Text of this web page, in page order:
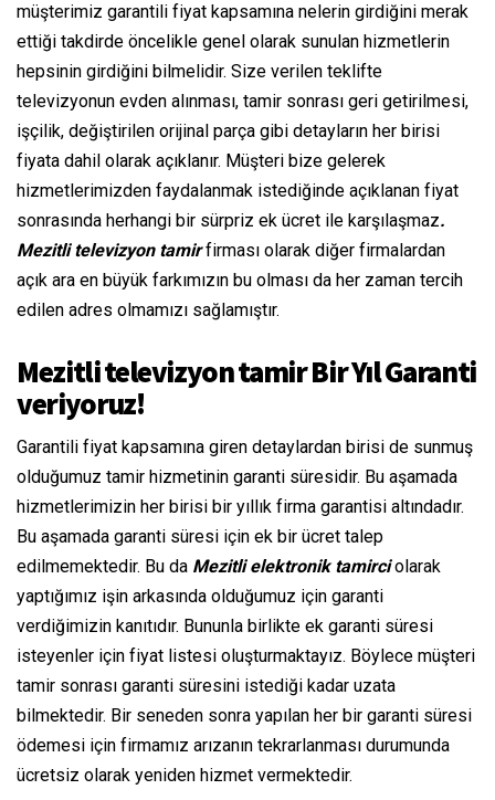
müşterimiz garantili fiyat kapsamına nelerin girdiğini merak
ettiği takdirde öncelikle genel olarak sunulan hizmetlerin
hepsinin girdiğini bilmelidir. Size verilen teklifte
televizyonun evden alınması, tamir sonrası geri getirilmesi,
işçilik, değiştirilen orijinal parça gibi detayların her birisi
fiyata dahil olarak açıklanır. Müşteri bize gelerek
hizmetlerimizden faydalanmak istediğinde açıklanan fiyat
sonrasında herhangi bir sürpriz ek ücret ile karşılaşmaz.
Mezitli televizyon tamirfirması olarak diğer firmalardan
açık ara en büyük farkımızın bu olması da her zaman tercih
edilen adres olmamızı sağlamıştır.
Mezitli televizyon tamir Bir Yıl Garanti
veriyoruz!
Garantili fiyat kapsamına giren detaylardan birisi de sunmuş
olduğumuz tamir hizmetinin garanti süresidir. Bu aşamada
hizmetlerimizin her birisi bir yıllık firma garantisi altındadır.
Bu aşamada garanti süresi için ek bir ücret talep
edilmemektedir. Bu da Mezitli elektronik tamirciolarak
yaptığımız işin arkasında olduğumuz için garanti
verdiğimizin kanıtıdır. Bununla birlikte ek garanti süresi
isteyenler için fiyat listesi oluşturmaktayız. Böylece müşteri
tamir sonrası garanti süresini istediği kadar uzata
bilmektedir. Bir seneden sonra yapılan her bir garanti süresi
ödemesi için firmamız arızanın tekrarlanması durumunda
ücretsiz olarak yeniden hizmet vermektedir.